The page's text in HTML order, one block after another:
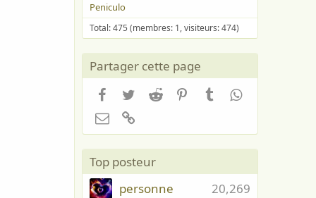
Peniculo
Total: 475 (membres: 1, visiteurs: 474)
Partager cette page
Facebook
TwitterReddit PinterestTumblrWhatsApp
Email
Top posteur
20,269
personne